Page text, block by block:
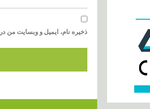
ذخیره نام، ایمیل و وبسایت من